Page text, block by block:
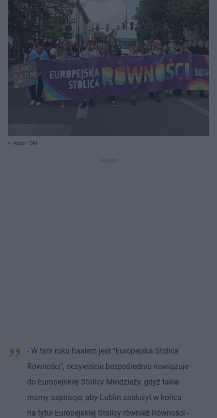
Autor: OM
- W tym roku hasłem jest "Europejska Stolica
Równości", oczywiście bezpośrednio nawiązuje
do Europejskiej Stolicy Młodzieży, gdyż takie
mamy aspiracje, aby Lublin zasłużył w końcu
na tytuł Europejskiej Stolicy również Równości -